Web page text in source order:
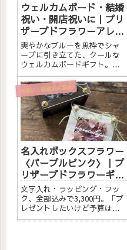
ウェルカムボード・結婚
祝い・開店祝いに｜プリ
ザーブドフラワーアレン
ジ 黒枠〈ブルー〉文字入
れ
爽やかなブルーを黒枠でシャ
ープに引き立てた、クールな
ウェルカムボードギフト。黒
枠にプリザーブドフラワーと
造花をたっぷりアレンジしま
した。アクリルプレートへの
メッセージ入れ無料。自立す
るので壁かけでも置き型でも
飾れます。こんな方へウェル
カムボ...
お祝い・記念日に贈る
名入れボックスフラワー
〈パープルピンク〉｜プ
リザーブドフラワーギフ
ト
文字入れ・ラッピング・フッ
ク、全部込みで3,300円。「プ
レゼントしたいけど予算は抑
えたい」そんなときに選んで